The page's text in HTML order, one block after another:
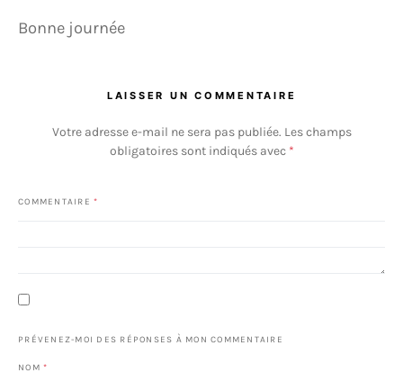
Bonne journée
LAISSER UN COMMENTAIRE
Votre adresse e-mail ne sera pas publiée. Les champs
obligatoires sont indiqués avec *
COMMENTAIRE *
PRÉVENEZ-MOI DES RÉPONSES À MON COMMENTAIRE
NOM *